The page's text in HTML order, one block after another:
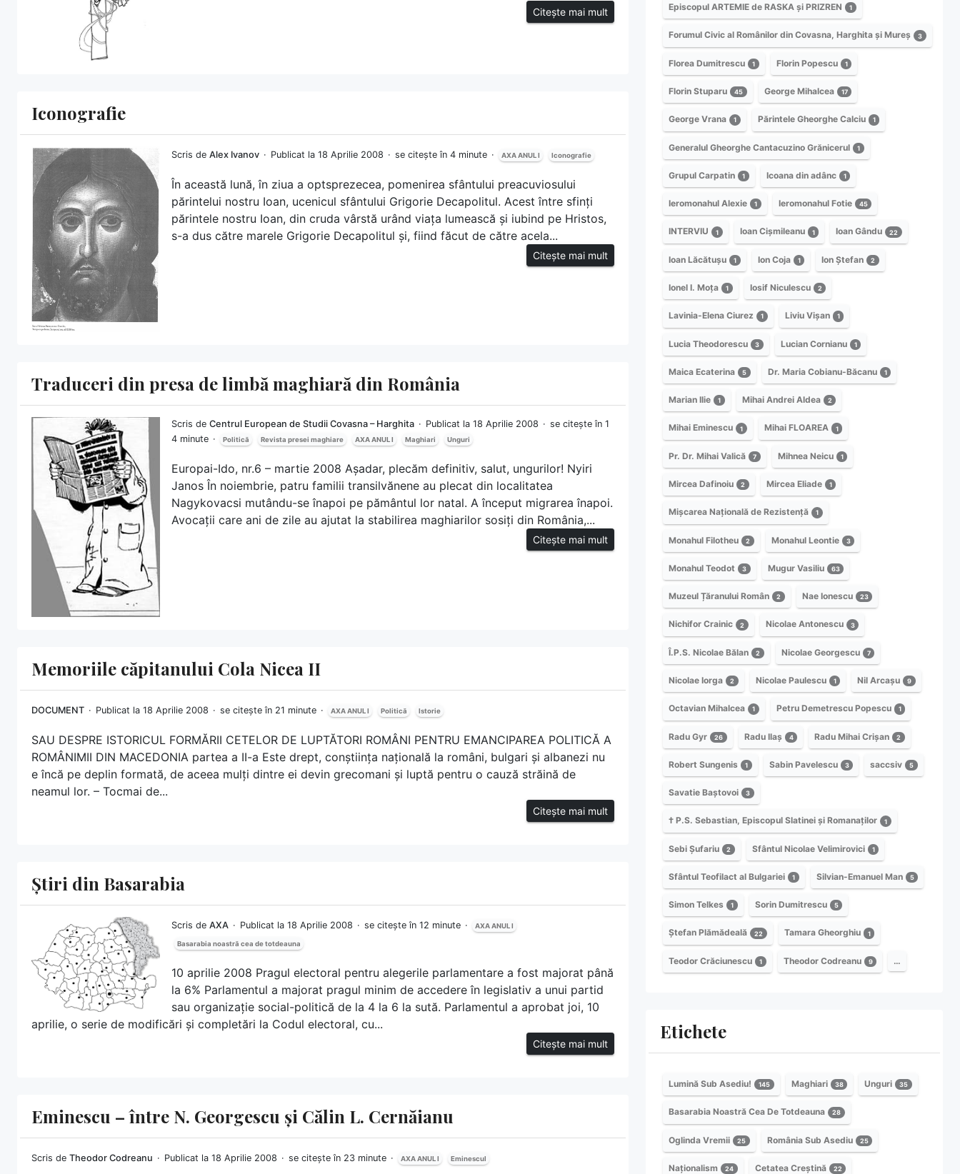
Citește mai mult
Iconografie
Scris de Alex Ivanov Publicat la 18 Aprilie 2008 se citește în 4 minute AXA ANUL I Iconografie
În această lună, în ziua a optsprezecea, pomenirea sfântului preacuviosului
părintelui nostru Ioan, ucenicul sfântului Grigorie Decapolitul. Acest între sfinți
părintele nostru Ioan, din cruda vârstă urând viața lumească și iubind pe Hristos,
s-a dus către marele Grigorie Decapolitul și, fiind făcut de către acela...
Citește mai mult
Traduceri din presa de limbă maghiară din România
Scris de Centrul European de Studii Covasna – Harghita Publicat la 18 Aprilie 2008
se citește în 1
4 minute
Politică Revista presei maghiare AXA ANUL I Maghiari Unguri
Europai-Ido, nr.6 – martie 2008 Așadar, plecăm definitiv, salut, ungurilor! Nyiri
Janos În noiembrie, patru familii transilvănene au plecat din localitatea
Nagykovacsi mutându-se înapoi pe pământul lor natal. A început migrarea înapoi.
Avocații care ani de zile au ajutat la stabilirea maghiarilor sosiți din România,...
Citește mai mult
Memoriile căpitanului Cola Nicea II
DOCUMENT Publicat la 18 Aprilie 2008 se citește în 21 minute AXA ANUL I Politică Istorie
SAU DESPRE ISTORICUL FORMĂRII CETELOR DE LUPTĂTORI ROMÂNI PENTRU EMANCIPAREA POLITICĂ A
ROMÂNIMII DIN MACEDONIA partea a II-a Este drept, conștiința națională la români, bulgari și albanezi nu
e încă pe deplin formată, de aceea mulți dintre ei devin grecomani și luptă pentru o cauză străină de
neamul lor. – Tocmai de...
Citește mai mult
Știri din Basarabia
Scris de AXA Publicat la 18 Aprilie 2008 se citește în 12 minute AXA ANUL I
Basarabia noastră cea de totdeauna
10 aprilie 2008 Pragul electoral pentru alegerile parlamentare a fost majorat până
la 6% Parlamentul a majorat pragul minim de accedere în legislativ a unui partid
sau organizație social-politică de la 4 la 6 la sută. Parlamentul a aprobat joi, 10
aprilie, o serie de modificări și completări la Codul electoral, cu...
Citește mai mult
Eminescu – între N. Georgescu și Călin L. Cernăianu
Scris de Theodor Codreanu Publicat la 18 Aprilie 2008 se citește în 23 minute AXA ANUL I Eminescul
Episcopul ARTEMIE de RASKA și PRIZREN 1
Forumul Civic al Românilor din Covasna, Harghita și Mureș 3
Florea Dumitrescu 1 Florin Popescu 1
Florin Stuparu 45 George Mihalcea 17
George Vrana 1 Părintele Gheorghe Calciu 1
Generalul Gheorghe Cantacuzino Grănicerul 1
Grupul Carpatin 1 Icoana din adânc 1
Ieromonahul Alexie 1 Ieromonahul Fotie 45
INTERVIU 1 Ioan Cișmileanu 1 Ioan Gându 22
Ioan Lăcătușu 1 Ion Coja 1 Ion Ștefan 2
Ionel I. Moța 1 Iosif Niculescu 2
Lavinia-Elena Ciurez 1 Liviu Vișan 1
Lucia Theodorescu 3 Lucian Cornianu 1
Maica Ecaterina 5 Dr. Maria Cobianu-Băcanu 1
Marian Ilie 1 Mihai Andrei Aldea 2
Mihai Eminescu 1 Mihai FLOAREA 1
Pr. Dr. Mihai Valică 7 Mihnea Neicu 1
Mircea Dafinoiu 2 Mircea Eliade 1
Mișcarea Națională de Rezistență 1
Monahul Filotheu 2 Monahul Leontie 3
Monahul Teodot 3 Mugur Vasiliu 63
Muzeul Țăranului Român 2 Nae Ionescu 23
Nichifor Crainic 2 Nicolae Antonescu 3
Î.P.S. Nicolae Bălan 2 Nicolae Georgescu 7
Nicolae Iorga 2 Nicolae Paulescu 1 Nil Arcașu 9
Octavian Mihalcea 1 Petru Demetrescu Popescu 1
Radu Gyr 26 Radu Ilaș 4 Radu Mihai Crișan 2
Robert Sungenis 1 Sabin Pavelescu 3 saccsiv 5
Savatie Baștovoi 3
† P.S. Sebastian, Episcopul Slatinei și Romanaților 1
Sebi Șufariu 2 Sfântul Nicolae Velimirovici 1
Sfântul Teofilact al Bulgariei 1 Silvian-Emanuel Man 5
Simon Telkes 1 Sorin Dumitrescu 5
Ștefan Plămădeală 22 Tamara Gheorghiu 1
Teodor Crăciunescu 1 Theodor Codreanu 9 …
Etichete
Lumină Sub Asediu! 145 Maghiari 38 Unguri 35
Basarabia Noastră Cea De Totdeauna 28
Oglinda Vremii 25 România Sub Asediu 25
Naționalism 24 Cetatea Creștină 22